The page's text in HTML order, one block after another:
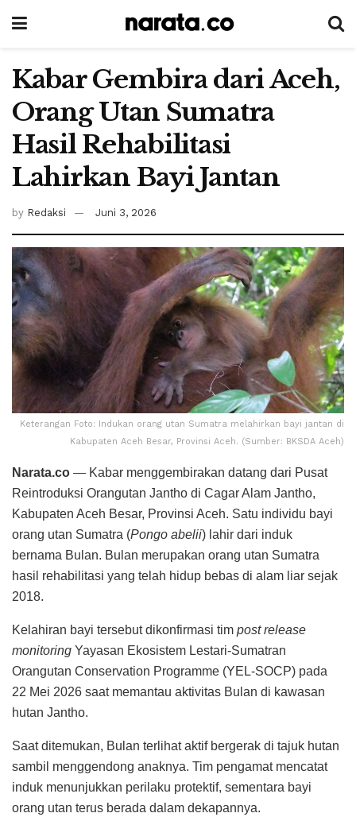
Kabar Gembira dari Aceh,
Orang Utan Sumatra
Hasil Rehabilitasi
Lahirkan Bayi Jantan
by Redaksi Juni 3, 2026
Keterangan Foto: Indukan orang utan Sumatra melahirkan bayi jantan di
Kabupaten Aceh Besar, Provinsi Aceh. (Sumber: BKSDA Aceh)
Narata.co — Kabar menggembirakan datang dari Pusat
Reintroduksi Orangutan Jantho di Cagar Alam Jantho,
Kabupaten Aceh Besar, Provinsi Aceh. Satu individu bayi
orang utan Sumatra (Pongo abelii) lahir dari induk
bernama Bulan. Bulan merupakan orang utan Sumatra
hasil rehabilitasi yang telah hidup bebas di alam liar sejak
2018.
Kelahiran bayi tersebut dikonfirmasi tim post release
monitoring Yayasan Ekosistem Lestari-Sumatran
Orangutan Conservation Programme (YEL-SOCP) pada
22 Mei 2026 saat memantau aktivitas Bulan di kawasan
hutan Jantho.
Saat ditemukan, Bulan terlihat aktif bergerak di tajuk hutan
sambil menggendong anaknya. Tim pengamat mencatat
induk menunjukkan perilaku protektif, sementara bayi
orang utan terus berada dalam dekapannya.